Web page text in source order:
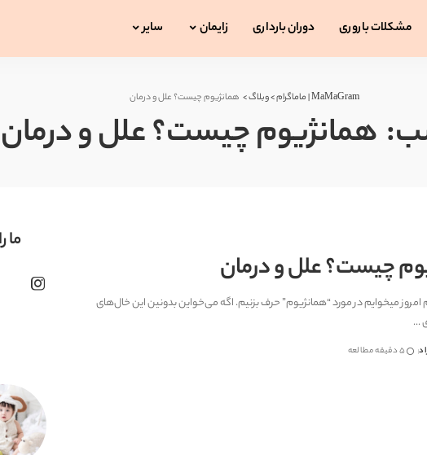
مشکلات باروری دوران بارداری زایمان سایر
MaMaGram | ماماگرام >وبلاگ> همانژیوم چیست؟ علل و درمان
همانژیوم چیست؟ علل و درمان
چیست؟ علل و درمان
امروز میخوایم در مورد “همانژیوم” حرف بزنیم. اگه می‌خواین بدونین این خال‌های
...
5 دقیقه مطالعه
ما